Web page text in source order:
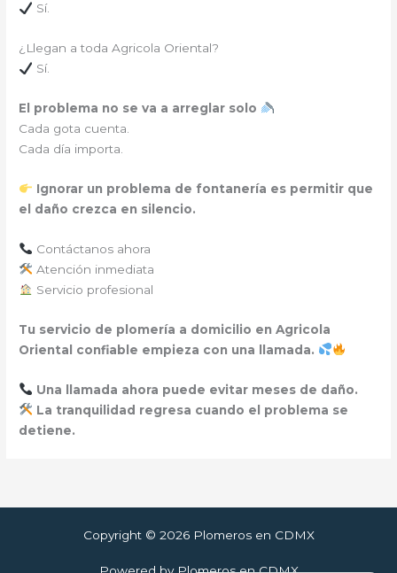
Sí.
¿Llegan a toda Agricola Oriental?
Sí.
El problema no se va a arreglar solo
Cada gota cuenta.
Cada día importa.
Ignorar un problema de fontanería es permitir que
el daño crezca en silencio.
Contáctanos ahora
Atención inmediata
Servicio profesional
Tu servicio de plomería a domicilio en Agricola
Oriental confiable empieza con una llamada.
Una llamada ahora puede evitar meses de daño.
La tranquilidad regresa cuando el problema se
detiene.
Copyright © 2026 Plomeros en CDMX